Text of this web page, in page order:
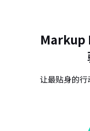
Markup
让最贴身的